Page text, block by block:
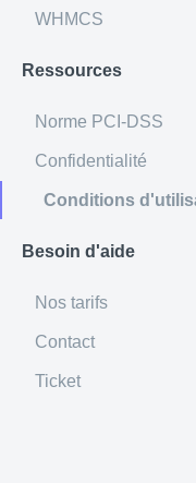
WHMCS
Ressources
Norme PCI-DSS
Confidentialité
Conditions
Besoin d'aide
Nos tarifs
Contact
Ticket
Web, vous
intégralité tous les
dans les
site Web si vous
conditions.
dans le paiement
en place une
d’argent qui
mobiles money,
moyens de
Afrique et est
En créant et en
que défini dans la
section